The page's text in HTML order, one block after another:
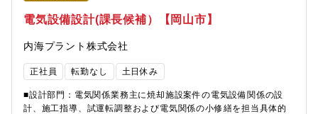
電気設備設計(課長候補）【岡山市】
内海プラント株式会社
正社員 転勤なし 土日休み
■設計部門：電気関係業務主に焼却施設案件の電気設備関係の設
計、施工指導、試運転調整および電気関係の小修繕を担当具体的